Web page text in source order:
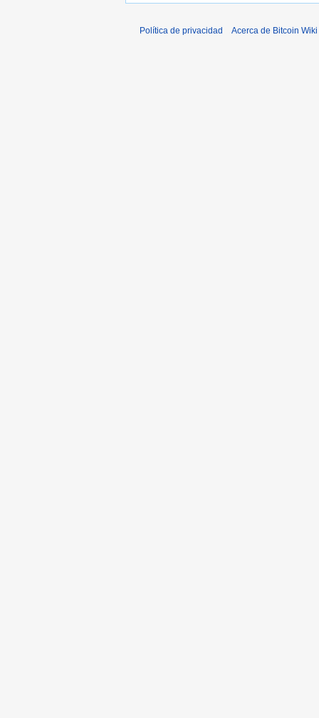
Política de privacidad Acerca de Bitcoin Wiki